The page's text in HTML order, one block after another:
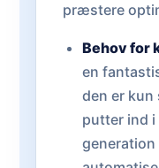
præstere
Behov for
en
den er kun
putter ind
generation